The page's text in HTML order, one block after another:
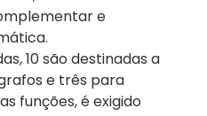
e
10 são destinadas a
e três para
funções, é exigido